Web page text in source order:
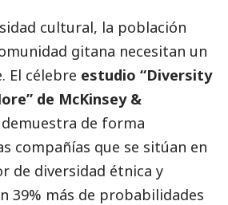
cultural, la población
gitana necesitan un
El célebre estudio “Diversity
de McKinsey &
de forma
compañías que se sitúan en
de diversidad étnica y
39% más de probabilidades